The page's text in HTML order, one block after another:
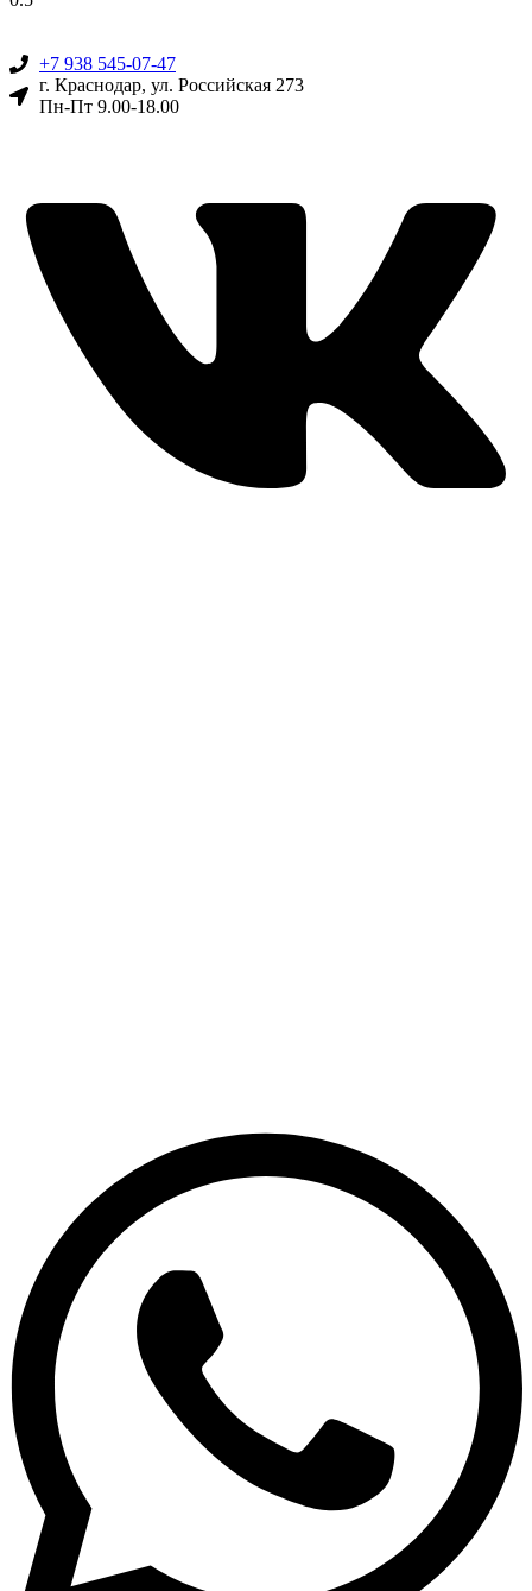
+7 938 545-07-47
г. Краснодар, ул. Российская 273
Пн-Пт 9.00-18.00